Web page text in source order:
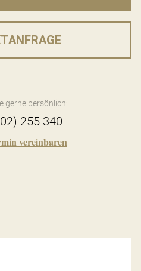
gerne persönlich:
255 340
vereinbaren